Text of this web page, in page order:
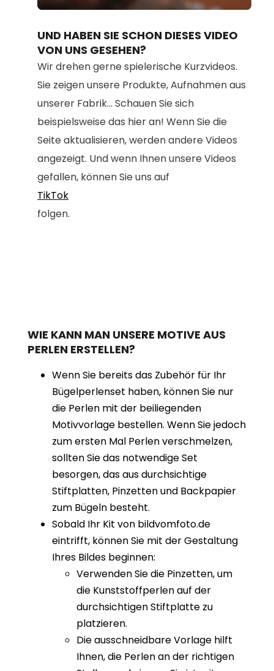
UND HABEN SIE SCHON DIESES VIDEO
VON UNS GESEHEN?
Wir drehen gerne spielerische Kurzvideos.
Sie zeigen unsere Produkte, Aufnahmen aus
unserer Fabrik... Schauen Sie sich
beispielsweise das hier an! Wenn Sie die
Seite aktualisieren, werden andere Videos
angezeigt. Und wenn Ihnen unsere Videos
gefallen, können Sie uns auf
TikTok
folgen.
WIE KANN MAN UNSERE MOTIVE AUS
PERLEN ERSTELLEN?
Wenn Sie bereits das Zubehör für Ihr
Bügelperlenset haben, können Sie nur
die Perlen mit der beiliegenden
Motivvorlage bestellen. Wenn Sie jedoch
zum ersten Mal Perlen verschmelzen,
sollten Sie das notwendige Set
besorgen, das aus durchsichtige
Stiftplatten, Pinzetten und Backpapier
zum Bügeln besteht.
Sobald Ihr Kit von bildvomfoto.de
eintrifft, können Sie mit der Gestaltung
Ihres Bildes beginnen:
Verwenden Sie die Pinzetten, um
die Kunststoffperlen auf der
durchsichtigen Stiftplatte zu
platzieren.
Die ausschneidbare Vorlage hilft
Ihnen, die Perlen an der richtigen